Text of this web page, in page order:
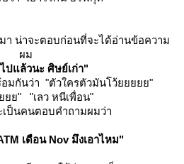
น่าจะตอบก่อนที่จะได้อ่านข้อความ
ผม
ปแล้วนะ ศิษย์เก่า"
มกันว่า "ตัวใครตัวมันโว้ยยยยย"
ยย" "เลว หนีเพื่อน"
ป็นคนตอบคำถามผมว่า
เดือน Nov มึงเอาไหม"